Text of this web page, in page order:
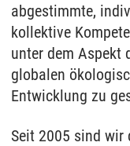
abgestimmte,
kollektive
unter dem Aspekt
globalen
Entwicklung zu
Seit 2005 sind wir